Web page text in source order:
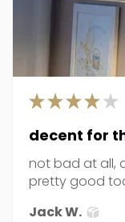
★★★★ ★
decent for
not bad at all,
pretty good
Jack W.